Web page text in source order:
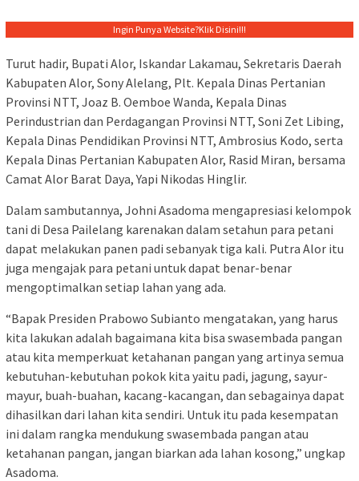
Ingin Punya Website?Klik Disini!!!
Turut hadir, Bupati Alor, Iskandar Lakamau, Sekretaris Daerah
Kabupaten Alor, Sony Alelang, Plt. Kepala Dinas Pertanian
Provinsi NTT, Joaz B. Oemboe Wanda, Kepala Dinas
Perindustrian dan Perdagangan Provinsi NTT, Soni Zet Libing,
Kepala Dinas Pendidikan Provinsi NTT, Ambrosius Kodo, serta
Kepala Dinas Pertanian Kabupaten Alor, Rasid Miran, bersama
Camat Alor Barat Daya, Yapi Nikodas Hinglir.
Dalam sambutannya, Johni Asadoma mengapresiasi kelompok
tani di Desa Pailelang karenakan dalam setahun para petani
dapat melakukan panen padi sebanyak tiga kali. Putra Alor itu
juga mengajak para petani untuk dapat benar-benar
mengoptimalkan setiap lahan yang ada.
“Bapak Presiden Prabowo Subianto mengatakan, yang harus
kita lakukan adalah bagaimana kita bisa swasembada pangan
atau kita memperkuat ketahanan pangan yang artinya semua
kebutuhan-kebutuhan pokok kita yaitu padi, jagung, sayur-
mayur, buah-buahan, kacang-kacangan, dan sebagainya dapat
dihasilkan dari lahan kita sendiri. Untuk itu pada kesempatan
ini dalam rangka mendukung swasembada pangan atau
ketahanan pangan, jangan biarkan ada lahan kosong,” ungkap
Asadoma.